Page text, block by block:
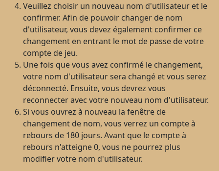
Veuillez choisir un nouveau nom d'utilisateur et le
confirmer. Afin de pouvoir changer de nom
d'utilisateur, vous devez également confirmer ce
changement en entrant le mot de passe de votre
compte de jeu.
Une fois que vous avez confirmé le changement,
votre nom d'utilisateur sera changé et vous serez
déconnecté. Ensuite, vous devrez vous
reconnecter avec votre nouveau nom d'utilisateur.
Si vous ouvrez à nouveau la fenêtre de
changement de nom, vous verrez un compte à
rebours de 180 jours. Avant que le compte à
rebours n'atteigne 0, vous ne pourrez plus
modifier votre nom d'utilisateur.